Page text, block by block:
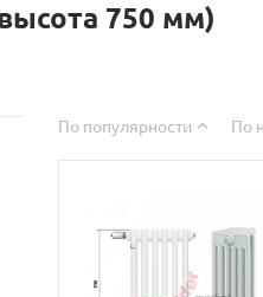
750 мм)
По популярности По